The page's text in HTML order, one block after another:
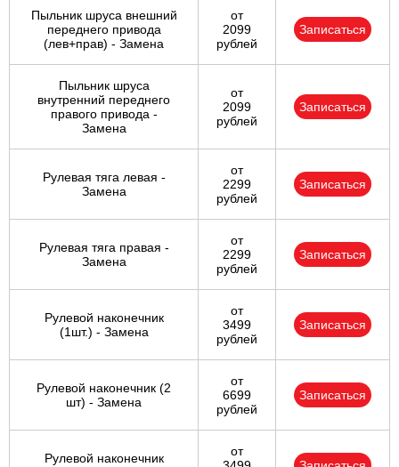
Пыльник шруса внешний
переднего привода
(лев+прав) - Замена
от
2099
рублей
Записаться
Пыльник шруса
внутренний переднего
правого привода -
Замена
от
2099
рублей
Записаться
Рулевая тяга левая -
Замена
от
2299
рублей
Записаться
Рулевая тяга правая -
Замена
от
2299
рублей
Записаться
Рулевой наконечник
(1шт.) - Замена
от
3499
рублей
Записаться
Рулевой наконечник (2
шт) - Замена
от
6699
рублей
Записаться
Рулевой наконечник
от